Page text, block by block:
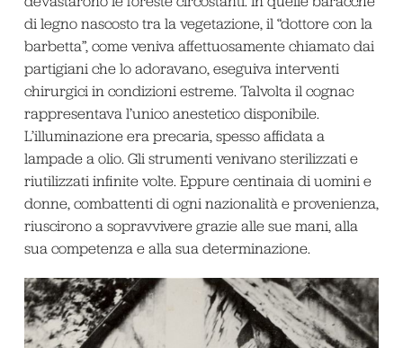
di legno nascosto tra la vegetazione, il “dottore con la
barbetta”, come veniva affettuosamente chiamato dai
partigiani che lo adoravano, eseguiva interventi
chirurgici in condizioni estreme. Talvolta il cognac
rappresentava l’unico anestetico disponibile.
L’illuminazione era precaria, spesso affidata a
lampade a olio. Gli strumenti venivano sterilizzati e
riutilizzati infinite volte. Eppure centinaia di uomini e
donne, combattenti di ogni nazionalità e provenienza,
riuscirono a sopravvivere grazie alle sue mani, alla
sua competenza e alla sua determinazione.